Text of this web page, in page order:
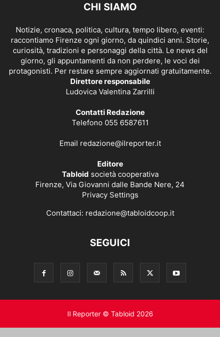
CHI SIAMO
Notizie, cronaca, politica, cultura, tempo libero, eventi:
raccontiamo Firenze ogni giorno, da quindici anni. Storie,
curiosità, tradizioni e personaggi della città. Le news del
giorno, gli appuntamenti da non perdere, le voci dei
protagonisti. Per restare sempre aggiornati gratuitamente.
Direttore responsabile
Ludovica Valentina Zarrilli
Contatti Redazione
Telefono 055 6587611
Email redazione@ilreporter.it
Editore
Tabloid società cooperativa
Firenze, Via Giovanni dalle Bande Nere, 24
Privacy Settings
Contattaci: redazione@tabloidcoop.it
SEGUICI
Il Reporter © Tabloid 2026